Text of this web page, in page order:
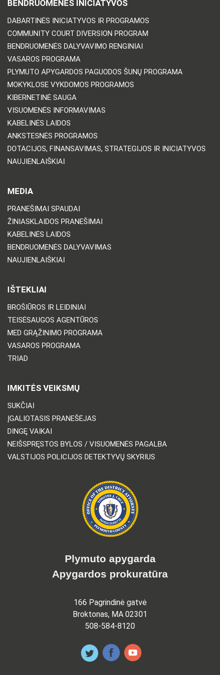
BENDRUOMENĖS INICIATYVOS
DABARTINĖS INICIATYVOS IR PROGRAMOS
COMMUNITY COURT DIVERSION PROGRAM
BENDRUOMENĖS DALYVAVIMO RENGINIAI
VASAROS PROGRAMA
PLYMUTO APYGARDOS PAGUODOS ŠUNŲ PROGRAMA
MOKYKLOSE VYKDOMOS PROGRAMOS
KIBERNETINĖ SAUGA
VISUOMENĖS INFORMAVIMAS
KABELINĖS LAIDOS
ANKSTESNĖS PROGRAMOS
DOTACIJOS, FINANSAVIMAS, STRATEGIJOS IR INICIATYVOS
NAUJIENLAIŠKIAI
MEDIA
PRANEŠIMAI SPAUDAI
ŽINIASKLAIDOS PRANEŠIMAI
KABELINĖS LAIDOS
BENDRUOMENĖS DALYVAVIMAS
NAUJIENLAIŠKIAI
IŠTEKLIAI
BROŠIŪROS IR LEIDINIAI
TEISĖSAUGOS AGENTŪROS
MED GRĄŽINIMO PROGRAMA
VASAROS PROGRAMA
TRIAD
IMKITĖS VEIKSMŲ
SUKČIAI
ĮGALIOTASIS PRANEŠĖJAS
DINGĘ VAIKAI
NEIŠSPRĘSTOS BYLOS / VISUOMENĖS PAGALBA
VALSTIJOS POLICIJOS DETEKTYVŲ SKYRIUS
Plymuto apygarda
Apygardos prokuratūra
166 Pagrindinė gatvė
Broktonas, MA 02301
508-584-8120